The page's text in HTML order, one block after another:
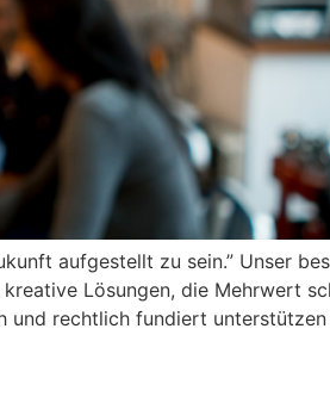
aufgestellt zu sein.” Unser
Lösungen, die Mehrwert
und rechtlich fundiert